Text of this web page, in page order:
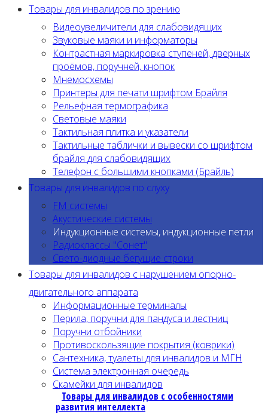
Товары для инвалидов по зрению
Видеоувеличители для слабовидящих
Звуковые маяки и информаторы
Контрастная маркировка ступеней, дверных
проёмов, поручней, кнопок
Мнемосхемы
Принтеры для печати шрифтом Брайля
Рельефная термографика
Световые маяки
Тактильная плитка и указатели
Тактильные таблички и вывески со шрифтом
брайля для слабовидящих
Телефон с большими кнопками (Брайль)
Товары для инвалидов по слуху
FM системы
Акустические системы
Индукционные системы, индукционные петли
Радиоклассы "Сонет"
Свето-диодные бегущие строки
Товары для инвалидов с нарушением опорно-
двигательного аппарата
Информационные терминалы
Перила, поручни для пандуса и лестниц
Поручни отбойники
Противоскользящие покрытия (коврики)
Сантехника, туалеты для инвалидов и МГН
Система электронная очередь
Скамейки для инвалидов
Товары для инвалидов с особенностями
развития интеллекта